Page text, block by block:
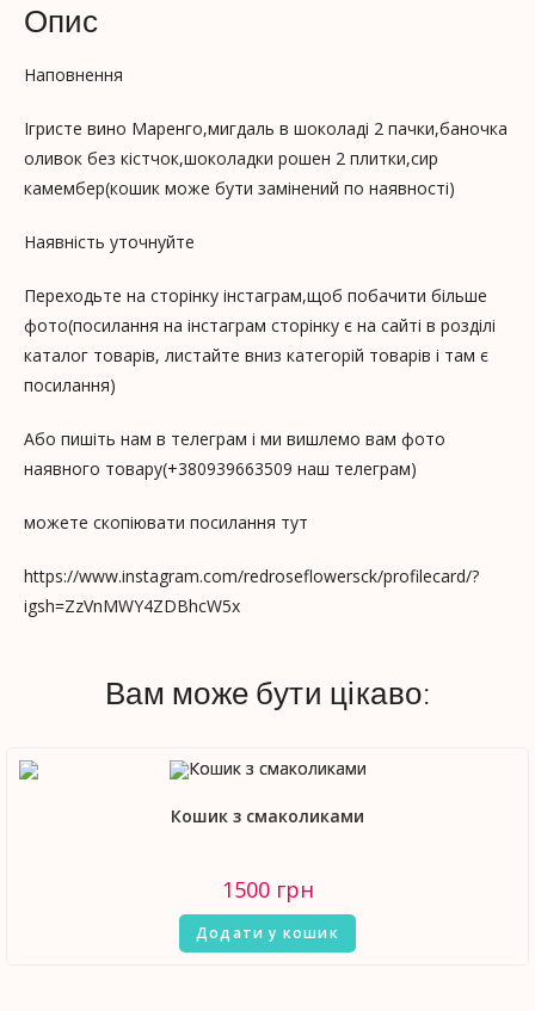
Опис
Наповнення
Ігристе вино Маренго,мигдаль в шоколаді 2 пачки,баночка
оливок без кістчок,шоколадки рошен 2 плитки,сир
камембер(кошик може бути замінений по наявності)
Наявність уточнуйте
Переходьте на сторінку інстаграм,щоб побачити більше
фото(посилання на інстаграм сторінку є на сайті в розділі
каталог товарів, листайте вниз категорій товарів і там є
посилання)
Або пишіть нам в телеграм і ми вишлемо вам фото
наявного товару(+380939663509 наш телеграм)
можете скопіювати посилання тут
https://www.instagram.com/redroseflowersck/profilecard/?
igsh=ZzVnMWY4ZDBhcW5x
Вам може бути цікаво:
Кошик з смаколиками
1500 грн
Додати у кошик